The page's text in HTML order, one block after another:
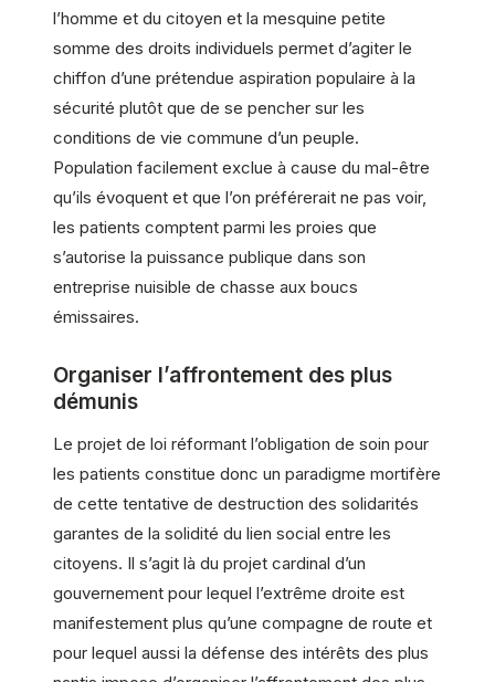
l’homme et du citoyen et la mesquine petite
somme des droits individuels permet d’agiter le
chiffon d’une prétendue aspiration populaire à la
sécurité plutôt que de se pencher sur les
conditions de vie commune d’un peuple.
Population facilement exclue à cause du mal-être
qu’ils évoquent et que l’on préférerait ne pas voir,
les patients comptent parmi les proies que
s’autorise la puissance publique dans son
entreprise nuisible de chasse aux boucs
émissaires.
Organiser l’affrontement des plus
démunis
Le projet de loi réformant l’obligation de soin pour
les patients constitue donc un paradigme mortifère
de cette tentative de destruction des solidarités
garantes de la solidité du lien social entre les
citoyens. Il s’agit là du projet cardinal d’un
gouvernement pour lequel l’extrême droite est
manifestement plus qu’une compagne de route et
pour lequel aussi la défense des intérêts des plus